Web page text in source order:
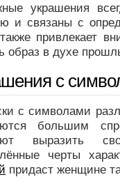
украшения
и связаны с
привлекает
образ в духе
с
с символами
большим
выразить
черты
придаст женщине